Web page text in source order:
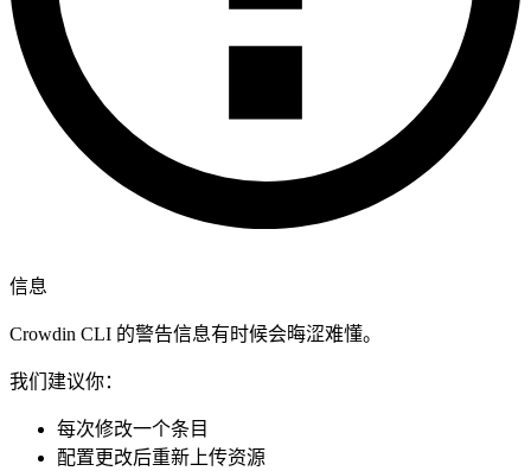
信息
Crowdin CLI 的警告信息有时候会晦涩难懂。
我们建议你：
每次修改一个条目
配置更改后重新上传资源